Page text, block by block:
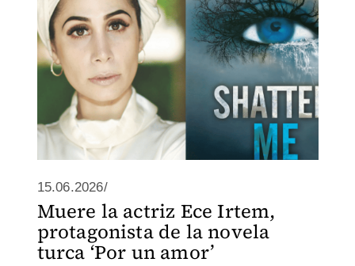
15.06.2026/
Muere la actriz Ece Irtem,
protagonista de la novela
turca ‘Por un amor’